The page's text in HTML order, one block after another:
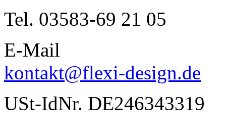
Tel. 03583-69 21 05
E-Mail
kontakt@flexi-design.de
USt-IdNr. DE246343319